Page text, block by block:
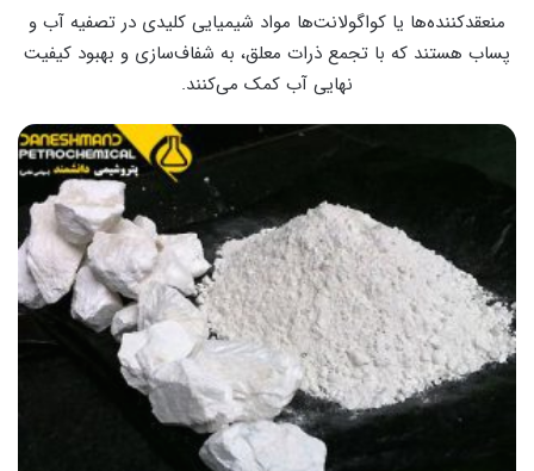
منعقدکننده‌ها یا کواگولانت‌ها مواد شیمیایی کلیدی در تصفیه آب و
پساب هستند که با تجمع ذرات معلق، به شفاف‌سازی و بهبود کیفیت
نهایی آب کمک می‌کنند.